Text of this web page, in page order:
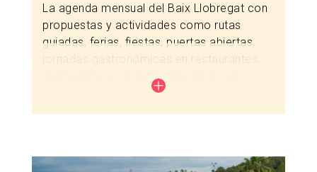
La agenda mensual del Baix Llobregat con
propuestas y actividades como rutas
guiadas, ferias, fiestas, puertas abiertas,
jornadas gastronómicas en restaurantes,
descuentos y promociones para que
disfrutes de tu escapada a un salto de
Imagen